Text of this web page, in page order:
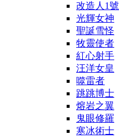
改造人1號
光輝女神
聖誕雪怪
牧靈使者
紅心射手
汪洋女皇
噬雷者
跳跳博士
熔岩之翼
鬼眼修羅
寒冰術士